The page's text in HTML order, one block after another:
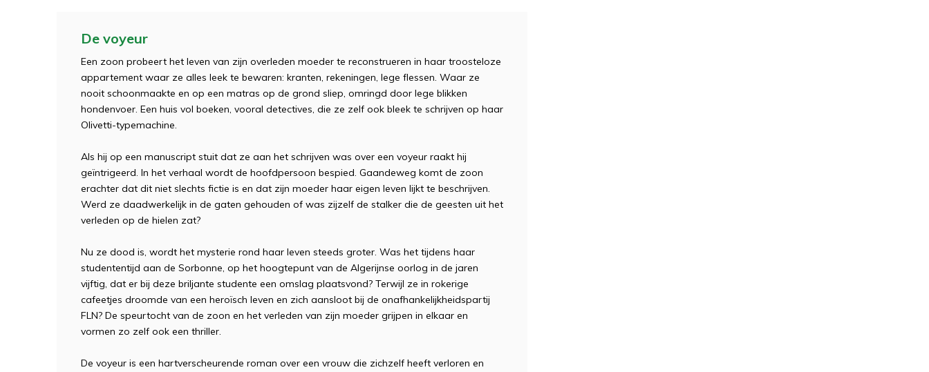
De voyeur
Een zoon probeert het leven van zijn overleden moeder te reconstrueren in haar troosteloze
appartement waar ze alles leek te bewaren: kranten, rekeningen, lege flessen. Waar ze
nooit schoonmaakte en op een matras op de grond sliep, omringd door lege blikken
hondenvoer. Een huis vol boeken, vooral detectives, die ze zelf ook bleek te schrijven op haar
Olivetti-typemachine.
Als hij op een manuscript stuit dat ze aan het schrijven was over een voyeur raakt hij
geïntrigeerd. In het verhaal wordt de hoofdpersoon bespied. Gaandeweg komt de zoon
erachter dat dit niet slechts fictie is en dat zijn moeder haar eigen leven lijkt te beschrijven.
Werd ze daadwerkelijk in de gaten gehouden of was zijzelf de stalker die de geesten uit het
verleden op de hielen zat?
Nu ze dood is, wordt het mysterie rond haar leven steeds groter. Was het tijdens haar
studententijd aan de Sorbonne, op het hoogtepunt van de Algerijnse oorlog in de jaren
vijftig, dat er bij deze briljante studente een omslag plaatsvond? Terwijl ze in rokerige
cafeetjes droomde van een heroïsch leven en zich aansloot bij de onafhankelijkheidspartij
FLN? De speurtocht van de zoon en het verleden van zijn moeder grijpen in elkaar en
vormen zo zelf ook een thriller.
De voyeur is een hartverscheurende roman over een vrouw die zichzelf heeft verloren en